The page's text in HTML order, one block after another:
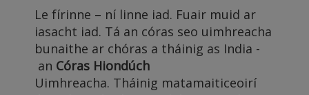
Le fírinne – ní linne iad. Fuair muid ar
iasacht iad. Tá an córas seo uimhreacha
bunaithe ar chóras a tháinig as India -
an Córas Hiondúch
Uimhreacha. Tháinig matamaiticeoirí